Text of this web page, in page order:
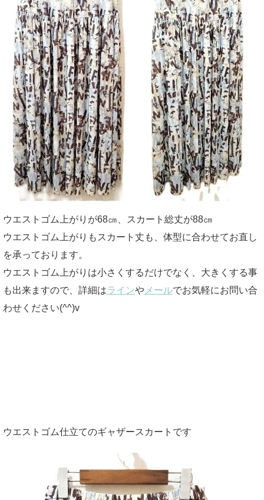
ウエストゴム上がりが68㎝、スカート総丈が88㎝
ウエストゴム上がりもスカート丈も、体型に合わせてお直し
を承っております。
ウエストゴム上がりは小さくするだけでなく、大きくする事
も出来ますので、詳細はラインや メールでお気軽にお問い合
わせください(^^)v
ウエストゴム仕立てのギャザースカートです